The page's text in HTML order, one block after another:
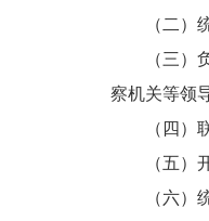
（二）统
（三）负
察机关等领
（四）联
（五）开
（六）统